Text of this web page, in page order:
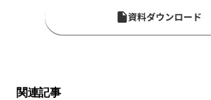
資料ダウンロード
関連記事